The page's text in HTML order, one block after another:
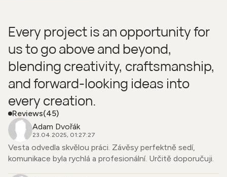
Every project is an opportunity for
us to go above and beyond,
blending creativity, craftsmanship,
and forward-looking ideas into
every creation.
Reviews(45)
Adam Dvořák
23.04.2025, 01:27:27
Vesta odvedla skvělou práci. Závěsy perfektně sedí,
komunikace byla rychlá a profesionální. Určitě doporučuji.